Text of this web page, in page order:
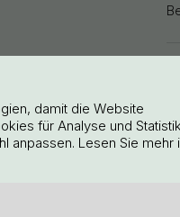
damit die Website
für Analyse und Statistik
anpassen. Lesen Sie mehr